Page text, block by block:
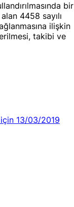
bir
4458 sayılı
ilişkin
takibi ve
13/03/2019